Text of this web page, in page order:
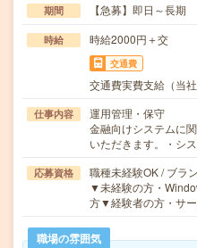
期間 【急募】即日～長期
時給 時給2000円＋交
交通費
交通費実費支給（当社
仕事内容
運用管理・保守
金融向けシステムに
いただきます。・シ
応募資格
職種未経験OK / ブラ
▼未経験の方・
方▼経験者の方・サ
職場の雰囲気